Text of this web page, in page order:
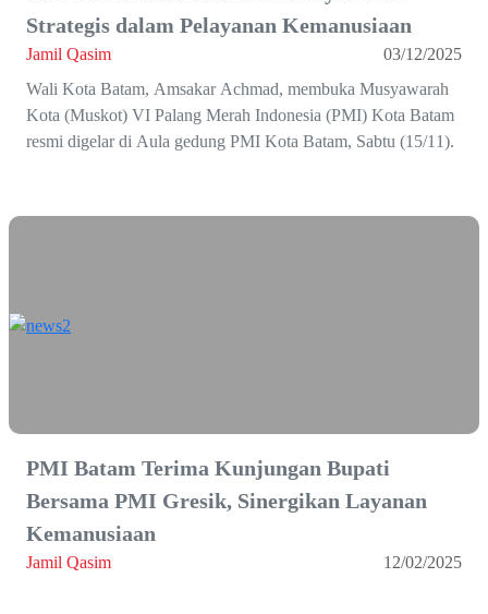
Strategis dalam Pelayanan Kemanusiaan
Jamil Qasim
03/12/2025
Wali Kota Batam, Amsakar Achmad, membuka Musyawarah
Kota (Muskot) VI Palang Merah Indonesia (PMI) Kota Batam
resmi digelar di Aula gedung PMI Kota Batam, Sabtu (15/11).
PMI Batam Terima Kunjungan Bupati
Bersama PMI Gresik, Sinergikan Layanan
Kemanusiaan
Jamil Qasim 12/02/2025